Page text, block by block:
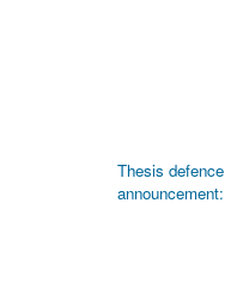
Thesis defence
announcement: